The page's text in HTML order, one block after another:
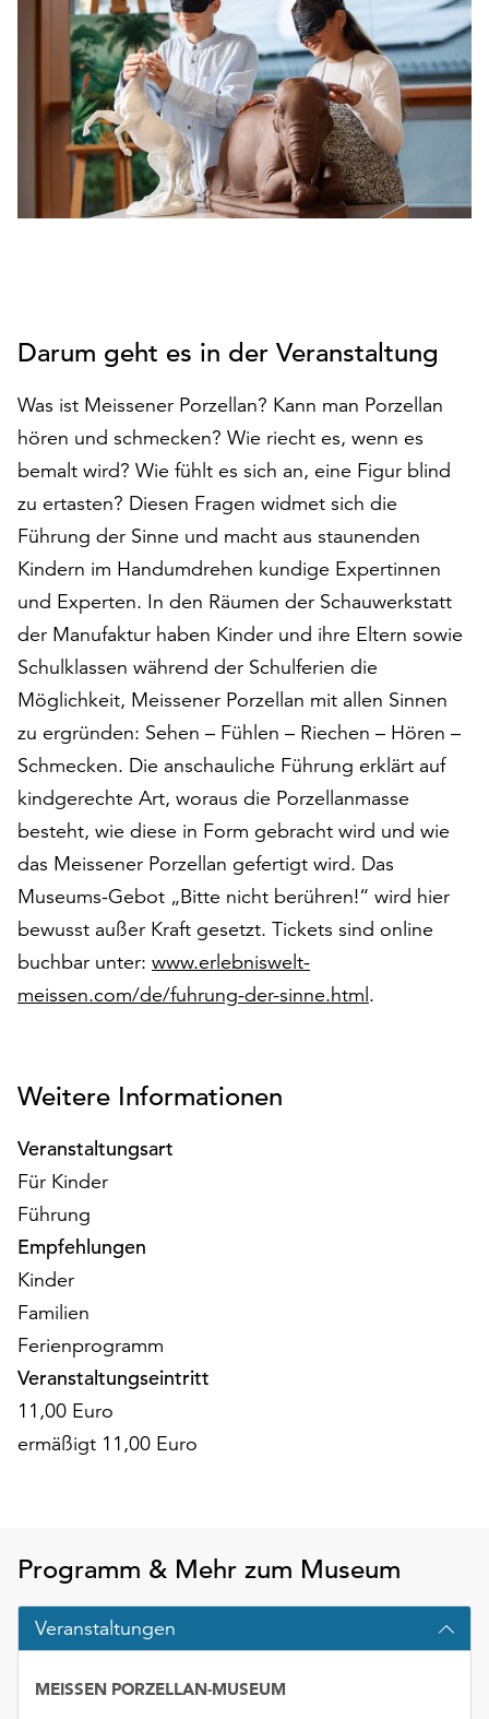
Betrieb
notwendig
(funktionale
Cookies),
sowie
anonymen
Statistikzwecken
genutzt
werden.
Klicken
auf
„Alle
akzeptieren“,
alle
Cookies
zu
akzeptieren.
Sie
können
Ihr
Einverständnis
jederzeit
ändern
und
widerrufen.
steht
Ihnen
am
die
„Cookie-
Einstellungen“
zur
Verfügung.
Funktionale
Cookies
werden
auch
ohne
Ihr
Einverständnis
weiterhin
ausgeführt.
verwendeten
Cookies
anpassen,
erreichen
Sie
die
Darum geht es in der Veranstaltung
Was ist Meissener Porzellan? Kann man Porzellan
hören und schmecken? Wie riecht es, wenn es
bemalt wird? Wie fühlt es sich an, eine Figur blind
zu ertasten? Diesen Fragen widmet sich die
Führung der Sinne und macht aus staunenden
Kindern im Handumdrehen kundige Expertinnen
und Experten. In den Räumen der Schauwerkstatt
der Manufaktur haben Kinder und ihre Eltern sowie
Schulklassen während der Schulferien die
Möglichkeit, Meissener Porzellan mit allen Sinnen
zu ergründen: Sehen – Fühlen – Riechen – Hören –
Schmecken. Die anschauliche Führung erklärt auf
kindgerechte Art, woraus die Porzellanmasse
besteht, wie diese in Form gebracht wird und wie
das Meissener Porzellan gefertigt wird. Das
Museums-Gebot „Bitte nicht berühren!“ wird hier
bewusst außer Kraft gesetzt. Tickets sind online
buchbar unter: www.erlebniswelt-
meissen.com/de/fuhrung-der-sinne.html.
Weitere Informationen
Veranstaltungsart
Für Kinder
Führung
Empfehlungen
Kinder
Familien
Ferienprogramm
Veranstaltungseintritt
11,00 Euro
ermäßigt 11,00 Euro
Programm & Mehr zum Museum
Veranstaltungen
MEISSEN PORZELLAN-MUSEUM